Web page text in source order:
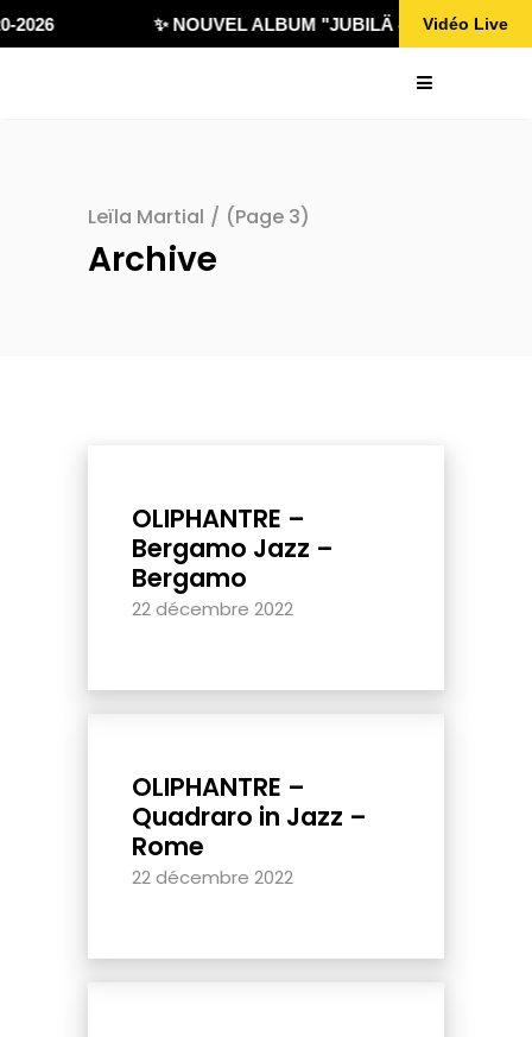
✨ NOUVEL ALBUM "JUBILÄ 432"Vidéo Live
Leïla Martial / (Page 3)
Archive
OLIPHANTRE –
Bergamo Jazz –
Bergamo
22 décembre 2022
OLIPHANTRE –
Quadraro in Jazz –
Rome
22 décembre 2022